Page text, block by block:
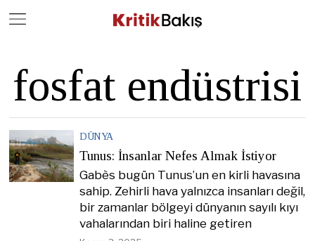
fosfat endüstrisi
DÜNYA
Tunus: İnsanlar Nefes Almak İstiyor
Gabès bugün Tunus’un en kirli havasına
sahip. Zehirli hava yalnızca insanları değil,
bir zamanlar bölgeyi dünyanın sayılı kıyı
vahalarından biri haline getiren